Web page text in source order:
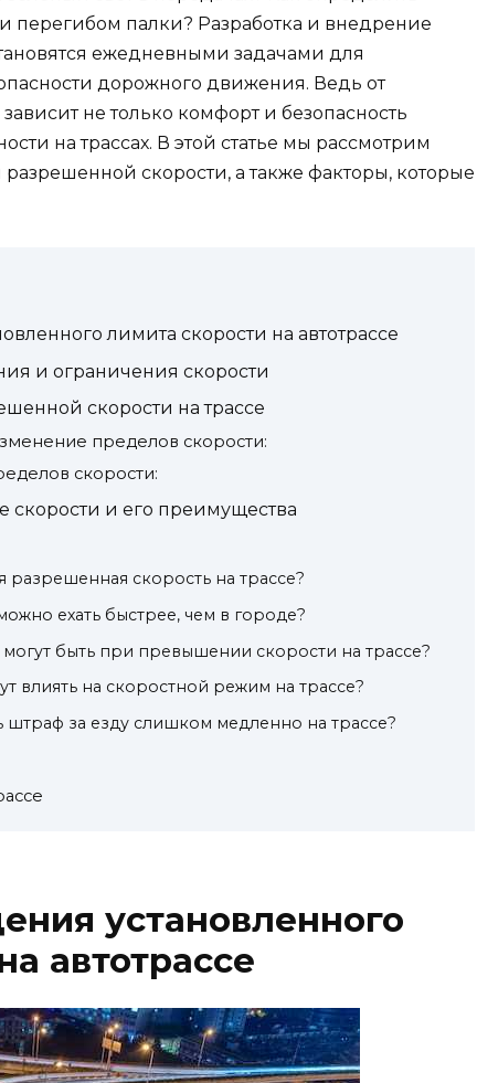
палки? Разработка и внедрение
ежедневными задачами для
дорожного движения. Ведь от
не только комфорт и безопасность
на трассах. В этой статье мы рассмотрим
скорости, а также факторы, которые
лимита скорости на автотрассе
и ограничения скорости
скорости на трассе
пределов скорости:
скорости:
и его преимущества
разрешенная скорость на трассе?
ехать быстрее, чем в городе?
могут быть при превышении скорости на трассе?
влиять на скоростной режим на трассе?
за езду слишком медленно на трассе?
установленного
автотрассе